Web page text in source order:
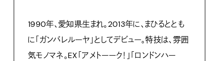
1990年、愛知県生まれ。2013年に、まひるととも
に「ガンバレルーヤ」としてデビュー。特技は、雰囲
気モノマネ。EX「アメトーーク！」「ロンドンハー